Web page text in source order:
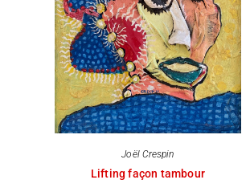
Joël Crespin
Lifting façon tambour